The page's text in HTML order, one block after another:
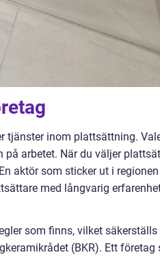
tjänster inom plattsättning.
arbetet. När du väljer
aktör som sticker ut i
med långvarig
som finns, vilket säkerställs
(BKR). Ett